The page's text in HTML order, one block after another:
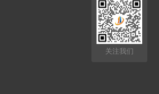
关注我们